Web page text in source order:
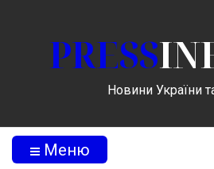
PRESS
Новини України
Меню